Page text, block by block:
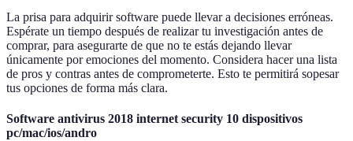
La prisa para adquirir software puede llevar a decisiones erróneas.
Espérate un tiempo después de realizar tu investigación antes de
comprar, para asegurarte de que no te estás dejando llevar
únicamente por emociones del momento. Considera hacer una lista
de pros y contras antes de comprometerte. Esto te permitirá sopesar
tus opciones de forma más clara.
Software antivirus 2018 internet security 10 dispositivos
pc/mac/ios/andro